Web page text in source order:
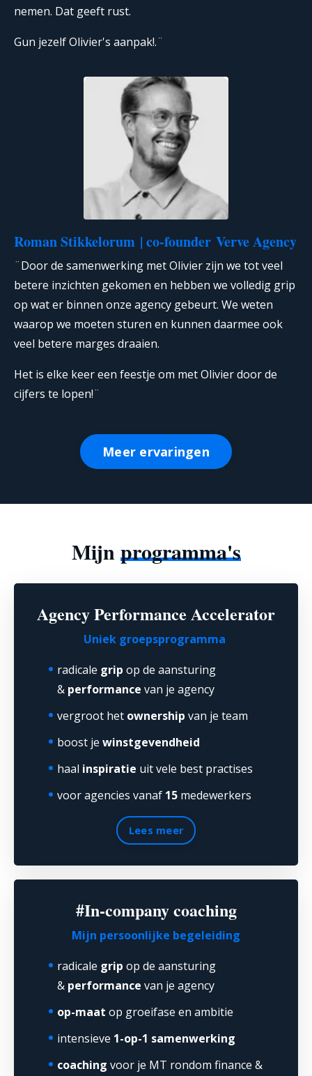
nemen. Dat geeft rust.
Gun jezelf Olivier's aanpak!.¨
Roman Stikkelorum | co-founder Verve Agency
¨Door de samenwerking met Olivier zijn we tot veel
betere inzichten gekomen en hebben we volledig grip
op wat er binnen onze agency gebeurt. We weten
waarop we moeten sturen en kunnen daarmee ook
veel betere marges draaien.
Het is elke keer een feestje om met Olivier door de
cijfers te lopen!¨
Meer ervaringen
Mijnprogramma's
Agency Performance Accelerator
Uniek groepsprogramma
radicale grip op de aansturing
& performance van je agency
vergroot het ownership van je team
boost je winstgevendheid
haal inspiratie uit vele best practises
voor agencies vanaf 15 medewerkers
Lees meer
#In-company coaching
Mijn persoonlijke begeleiding
radicale grip op de aansturing
& performance van je agency
op-maat op groeifase en ambitie
intensieve 1-op-1 samenwerking
coaching voor je MT rondom finance &